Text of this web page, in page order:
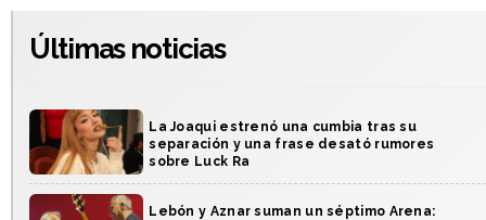
Últimas noticias
La Joaqui estrenó una cumbia tras su
separación y una frase desató rumores
sobre Luck Ra
Lebón y Aznar suman un séptimo Arena: